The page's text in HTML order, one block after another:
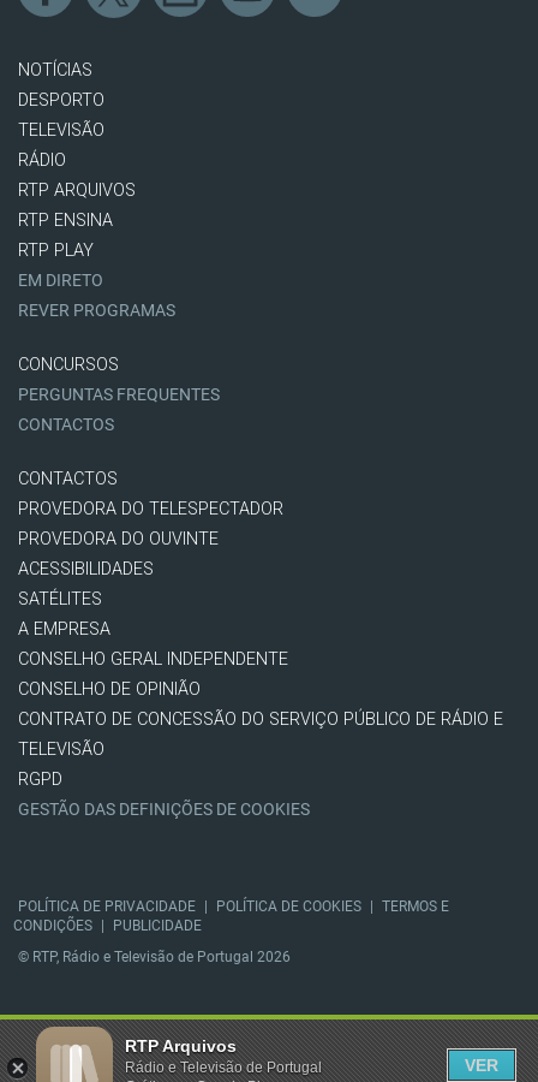
NOTÍCIAS
DESPORTO
TELEVISÃO
RÁDIO
RTP ARQUIVOS
RTP ENSINA
RTP PLAY
EM DIRETO
REVER PROGRAMAS
CONCURSOS
PERGUNTAS FREQUENTES
CONTACTOS
CONTACTOS
PROVEDORA DO TELESPECTADOR
PROVEDORA DO OUVINTE
ACESSIBILIDADES
SATÉLITES
A EMPRESA
CONSELHO GERAL INDEPENDENTE
CONSELHO DE OPINIÃO
CONTRATO DE CONCESSÃO DO SERVIÇO PÚBLICO DE RÁDIO E
TELEVISÃO
RGPD
GESTÃO DAS DEFINIÇÕES DE COOKIES
POLÍTICA DE PRIVACIDADE POLÍTICA DE COOKIES
TERMOS E
CONDIÇÕES
PUBLICIDADE
© RTP, Rádio e Televisão de Portugal 2026
RTP Arquivos
Rádio e Televisão de Portugal
VER